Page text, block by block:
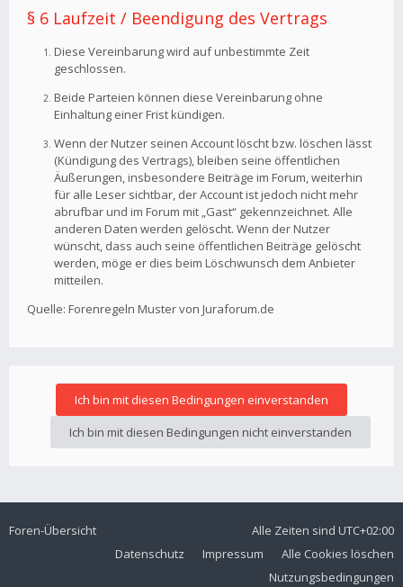
§ 6 Laufzeit / Beendigung des Vertrags
Diese Vereinbarung wird auf unbestimmte Zeit
geschlossen.
Beide Parteien können diese Vereinbarung ohne
Einhaltung einer Frist kündigen.
Wenn der Nutzer seinen Account löscht bzw. löschen lässt
(Kündigung des Vertrags), bleiben seine öffentlichen
Äußerungen, insbesondere Beiträge im Forum, weiterhin
für alle Leser sichtbar, der Account ist jedoch nicht mehr
abrufbar und im Forum mit „Gast“ gekennzeichnet. Alle
anderen Daten werden gelöscht. Wenn der Nutzer
wünscht, dass auch seine öffentlichen Beiträge gelöscht
werden, möge er dies beim Löschwunsch dem Anbieter
mitteilen.
Quelle: Forenregeln Muster von Juraforum.de
Foren-Übersicht Alle Zeiten sind UTC+02:00
Alle Cookies löschen
Impressum
Datenschutz
Nutzungsbedingungen